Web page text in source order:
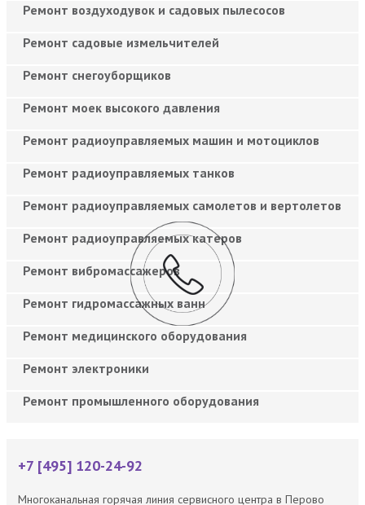
Ремонт воздуходувок и садовых пылесосов
Ремонт садовые измельчителей
Ремонт снегоуборщиков
Ремонт моек высокого давления
Ремонт радиоуправляемых машин и мотоциклов
Ремонт радиоуправляемых танков
Ремонт радиоуправляемых самолетов и вертолетов
Ремонт радиоуправляемых катеров
Ремонт вибромассажеров
Ремонт гидромассажных ванн
Ремонт медицинского оборудования
Ремонт электроники
Ремонт промышленного оборудования
+7 [495] 120-24-92
Многоканальная горячая линия сервисного центра в Перово